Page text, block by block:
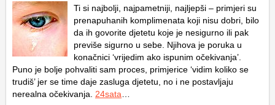
Ti si najbolji, najpametniji, najljepši – primjeri su
prenapuhanih komplimenata koji nisu dobri, bilo
da ih govorite djetetu koje je nesigurno ili pak
previše sigurno u sebe. Njihova je poruka u
konačnici ‘vrijedim ako ispunim očekivanja’.
Puno je bolje pohvaliti sam proces, primjerice ‘vidim koliko se
trudiš’ jer se time daje zasluga djetetu, no i ne postavljaju
nerealna očekivanja. 24sata